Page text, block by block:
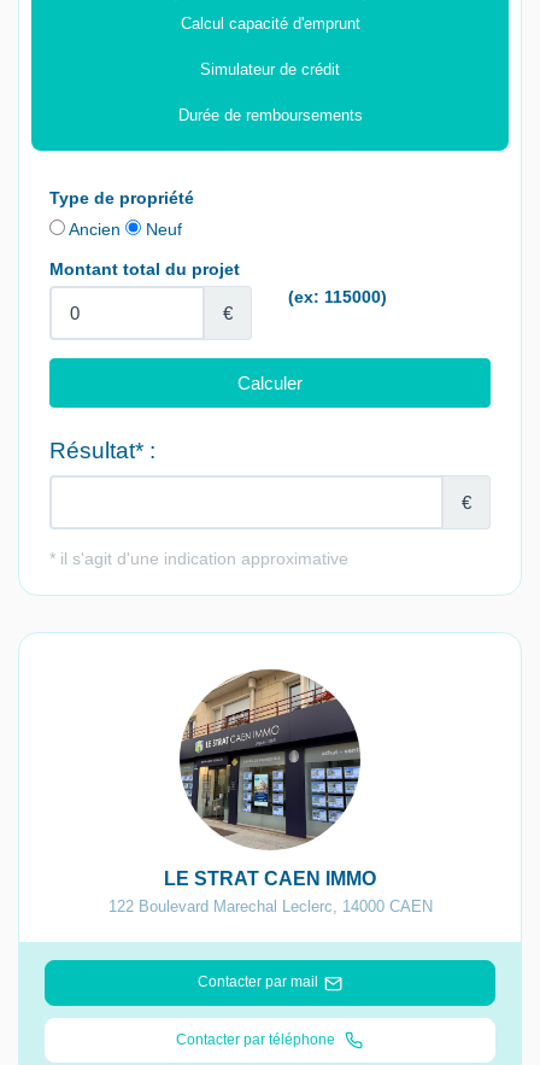
Calcul capacité d'emprunt
Simulateur de crédit
Durée de remboursements
LE STRAT CAEN IMMO
122 Boulevard Marechal Leclerc, 14000 CAEN
Contacter par mail
Contacter par téléphone